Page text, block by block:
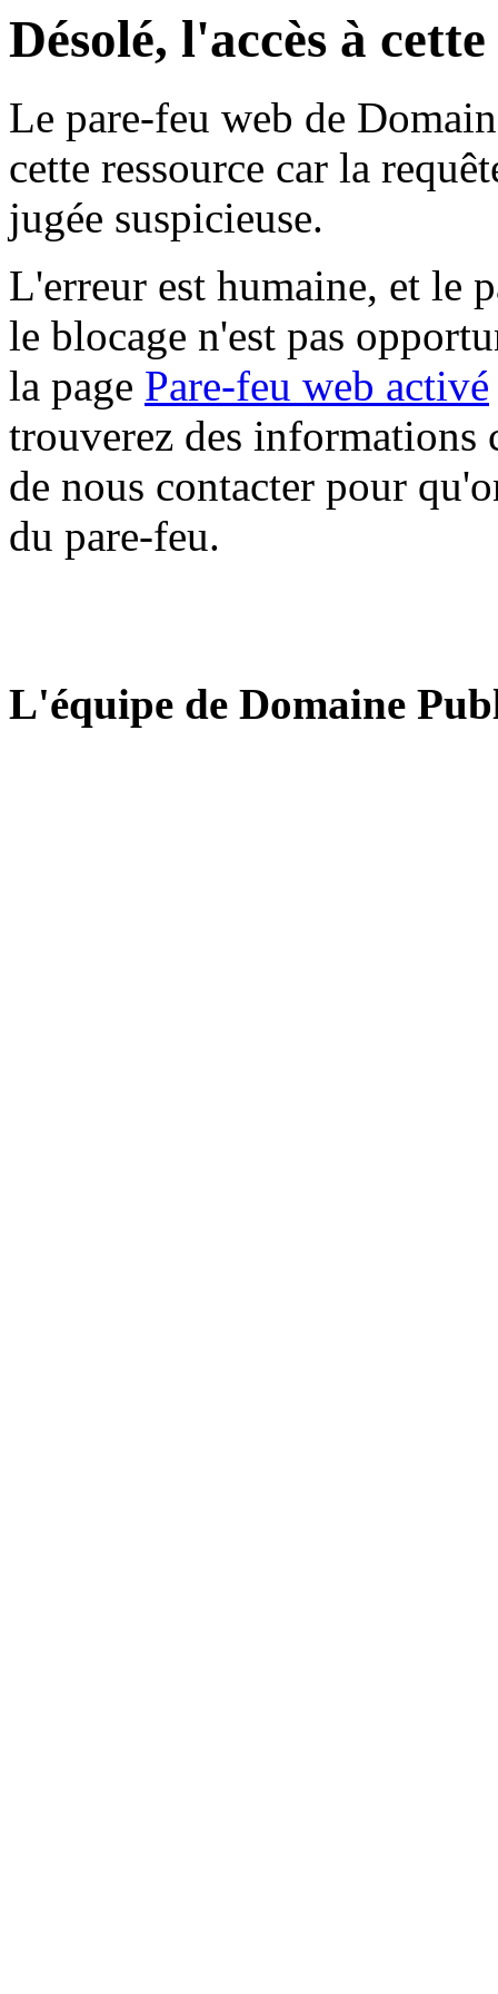
Désolé, l'accès à
Le pare-feu web de
cette ressource car la
jugée suspicieuse.
L'erreur est humaine, et le
le blocage n'est pas
la page Pare-feu web activé
trouverez des informations
de nous contacter pour
du pare-feu.
L'équipe de Domaine